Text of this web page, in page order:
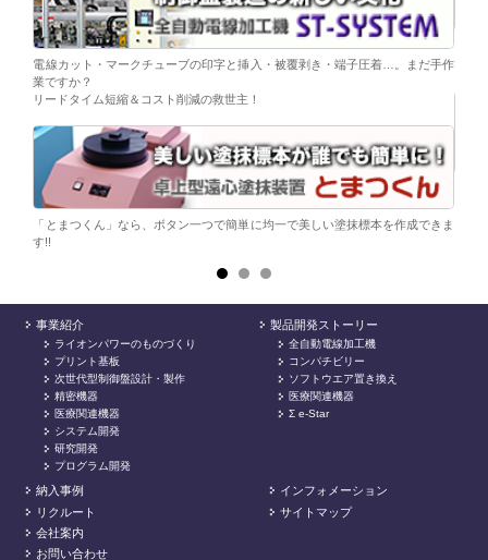
載。
電線カット・マークチューブの印字と挿入・被覆剥き・端子圧着…。まだ手作
業ですか？
リードタイム短縮＆コスト削減の救世主！
「とまつくん」なら、ボタン一つで簡単に均一で美しい塗抹標本を作成できま
す!!
事業紹介
ライオンパワーのものづくり
プリント基板
次世代型制御盤設計・製作
精密機器
医療関連機器
システム開発
研究開発
プログラム開発
製品開発ストーリー
全自動電線加工機
コンパチビリー
ソフトウエア置き換え
医療関連機器
Σ e-Star
納入事例
リクルート
会社案内
お問い合わせ
インフォメーション
サイトマップ